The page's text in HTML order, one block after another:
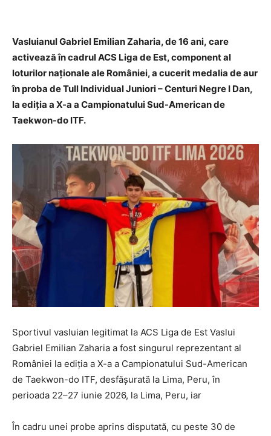
Vasluianul Gabriel Emilian Zaharia, de 16 ani, care
activează în cadrul ACS Liga de Est, component al
loturilor naționale ale României, a cucerit medalia de aur
în proba de Tull Individual Juniori – Centuri Negre I Dan,
la ediția a X-a a Campionatului Sud-American de
Taekwon-do ITF.
Sportivul vasluian legitimat la ACS Liga de Est Vaslui
Gabriel Emilian Zaharia a fost singurul reprezentant al
României la ediția a X-a a Campionatului Sud-American
de Taekwon-do ITF, desfășurată la Lima, Peru, în
perioada 22–27 iunie 2026, la Lima, Peru, iar
În cadru unei probe aprins disputată, cu peste 30 de